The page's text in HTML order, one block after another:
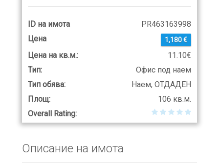
ID на имота
PR463163998
Цена
1,180 €
Цена на кв.м.:
11.10€
Тип:
Офис под наем
Тип обява:
Наем, ОТДАДЕН
Площ:
106 кв.м.
Overall Rating:
Описание на имота